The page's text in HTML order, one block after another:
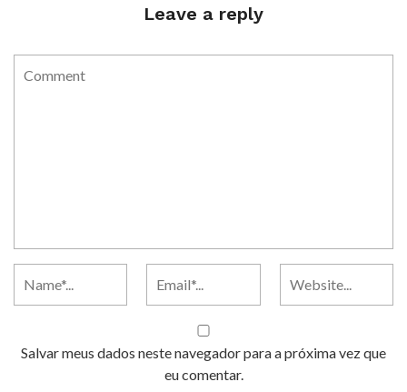
Leave a reply
Salvar meus dados neste navegador para a próxima vez que
eu comentar.